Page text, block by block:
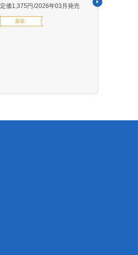
定価1,375円 2026年03月発売
書籍